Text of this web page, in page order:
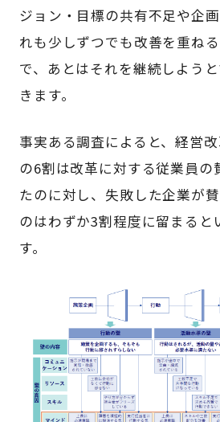
ジョン・目標の共有不足や企
れも少しずつでも改善を重ね
で、あとはそれを継続しよう
きます。
事実ある調査によると、経営
の6割は改革に対する従業員の
たのに対し、失敗した企業が
のはわずか3割程度に留まると
す。